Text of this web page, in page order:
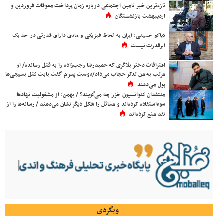
تازه‌ترین خبر تامین اجتماعی درباره زمان پرداخت معوقات فروردین و
اردیبهشت بازنشستگان
دیاکو حسینی: ایران به لحاظ فیزیکی و مادی دارای قدرتی در حد یک
ابرقدرت نیست
اعترافات دختر بلاگری که حمیدرضا رجب‌زاده را به قتل رسانده/ او
مرتب به من تذکر حجاب می‌داد/دوست پسرم گفت بابت قتل بسیجی‌ها
پول می‌دهند
منتقدان کنوانسیون خزر چه می‌گویند؟ / بهمن: از مشغولیت نهادها
سوءاستفاده کرده‌اند و مسائل را شکل دیگر نشان می‌دهند / رسانه‌ها را از
نقد منع کرده‌اند
وبگردی